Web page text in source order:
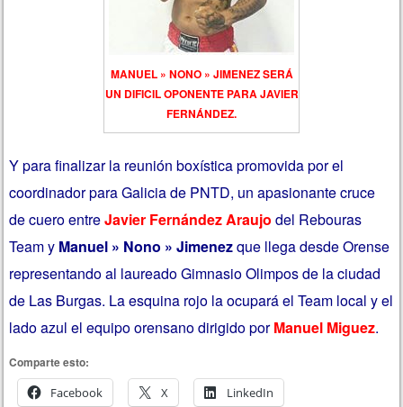
MANUEL » NONO » JIMENEZ SERÁ
UN DIFICIL OPONENTE PARA JAVIER
FERNÁNDEZ.
Y para finalizar la reunión boxística promovida por el
coordinador para Galicia de PNTD, un apasionante cruce
de cuero entreJavier Fernández Araujo del Rebouras
Team y Manuel » Nono » Jimenezque llega desde Orense
representando al laureado Gimnasio Olimpos de la ciudad
de Las Burgas. La esquina rojo la ocupará el Team local y el
lado azul el equipo orensano dirigido porManuel Miguez.
Comparte esto:
Facebook
X LinkedIn